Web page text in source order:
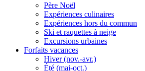
Père Noël
Expériences culinaires
Expériences hors du commun
Ski et raquettes à neige
Excursions urbaines
Forfaits vacances
Hiver (nov.-avr.)
Été (mai-oct.)